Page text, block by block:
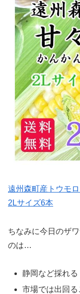
遠州森町産トウモ
2Lサイズ6本
ちなみに今日のザ
のは…
静岡など採れる
市場では出回